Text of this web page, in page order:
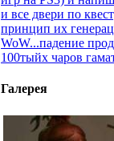
и все двери по
принцип их
WoW...падение
100тыйх чаров
Галерея